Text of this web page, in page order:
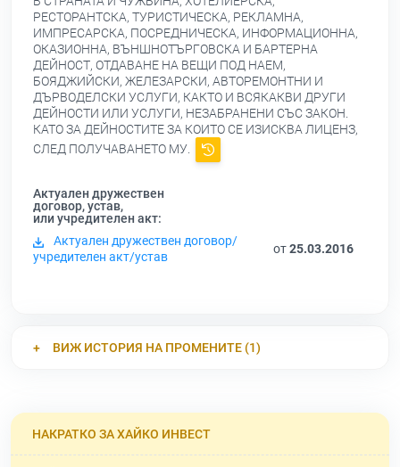
РЕСТОРАНТСКА, ТУРИСТИЧЕСКА, РЕКЛАМНА,
ИМПРЕСАРСКА, ПОСРЕДНИЧЕСКА, ИНФОРМАЦИОННА,
ОКАЗИОННА, ВЪНШНОТЪРГОВСКА И БАРТЕРНА
ДЕЙНОСТ, ОТДАВАНЕ НА ВЕЩИ ПОД НАЕМ,
БОЯДЖИЙСКИ, ЖЕЛЕЗАРСКИ, АВТОРЕМОНТНИ И
ДЪРВОДЕЛСКИ УСЛУГИ, КАКТО И ВСЯКАКВИ ДРУГИ
ДЕЙНОСТИ ИЛИ УСЛУГИ, НЕЗАБРАНЕНИ СЪС ЗАКОН.
КАТО ЗА ДЕЙНОСТИТЕ ЗА КОИТО СЕ ИЗИСКВА ЛИЦЕНЗ,
СЛЕД ПОЛУЧАВАНЕТО МУ.
Актуален дружествен
договор, устав,
или учредителен акт:
Актуален дружествен договор/
учредителен акт/устав
от25.03.2016
ВИЖ ИСТОРИЯ НА ПРОМЕНИТЕ (1)
НАКРАТКО ЗА ХАЙКО ИНВЕСТ